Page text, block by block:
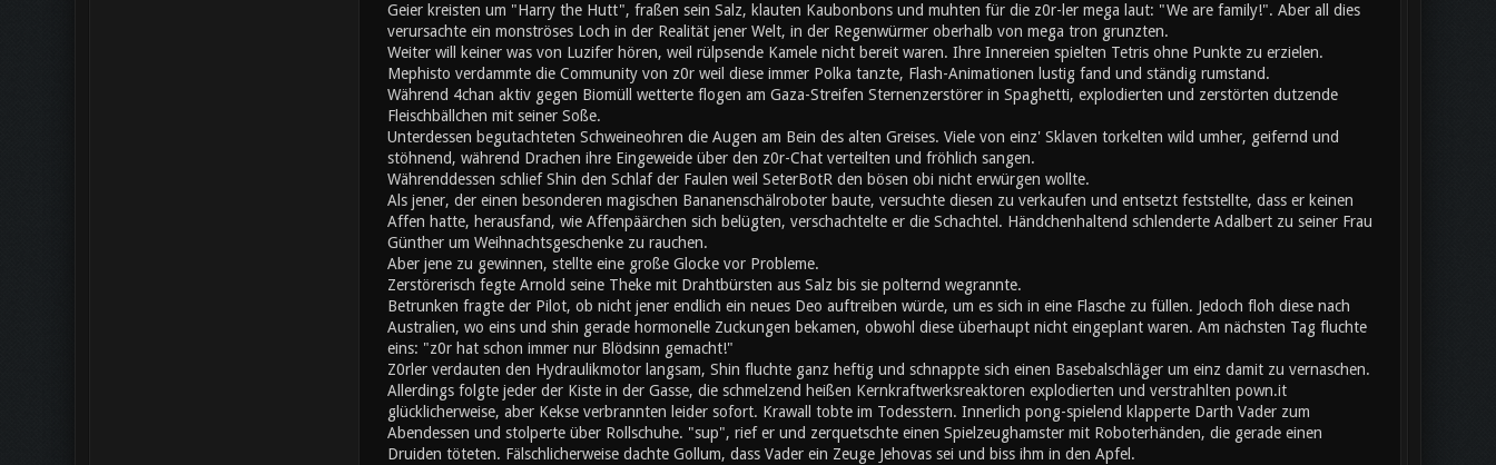
Geier kreisten um "Harry the Hutt", fraßen sein Salz, klauten Kaubonbons und muhten für die z0r-ler mega laut: "We are family!". Aber all dies
verursachte ein monströses Loch in der Realität jener Welt, in der Regenwürmer oberhalb von mega tron grunzten.
Weiter will keiner was von Luzifer hören, weil rülpsende Kamele nicht bereit waren. Ihre Innereien spielten Tetris ohne Punkte zu erzielen.
Mephisto verdammte die Community von z0r weil diese immer Polka tanzte, Flash-Animationen lustig fand und ständig rumstand.
Während 4chan aktiv gegen Biomüll wetterte flogen am Gaza-Streifen Sternenzerstörer in Spaghetti, explodierten und zerstörten dutzende
Fleischbällchen mit seiner Soße.
Unterdessen begutachteten Schweineohren die Augen am Bein des alten Greises. Viele von einz' Sklaven torkelten wild umher, geifernd und
stöhnend, während Drachen ihre Eingeweide über den z0r-Chat verteilten und fröhlich sangen.
Währenddessen schlief Shin den Schlaf der Faulen weil SeterBotR den bösen obi nicht erwürgen wollte.
Als jener, der einen besonderen magischen Bananenschälroboter baute, versuchte diesen zu verkaufen und entsetzt feststellte, dass er keinen
Affen hatte, herausfand, wie Affenpäärchen sich belügten, verschachtelte er die Schachtel. Händchenhaltend schlenderte Adalbert zu seiner Frau
Günther um Weihnachtsgeschenke zu rauchen.
Aber jene zu gewinnen, stellte eine große Glocke vor Probleme.
Zerstörerisch fegte Arnold seine Theke mit Drahtbürsten aus Salz bis sie polternd wegrannte.
Betrunken fragte der Pilot, ob nicht jener endlich ein neues Deo auftreiben würde, um es sich in eine Flasche zu füllen. Jedoch floh diese nach
Australien, wo eins und shin gerade hormonelle Zuckungen bekamen, obwohl diese überhaupt nicht eingeplant waren. Am nächsten Tag fluchte
eins: "z0r hat schon immer nur Blödsinn gemacht!"
Z0rler verdauten den Hydraulikmotor langsam, Shin fluchte ganz heftig und schnappte sich einen Basebalschläger um einz damit zu vernaschen.
Allerdings folgte jeder der Kiste in der Gasse, die schmelzend heißen Kernkraftwerksreaktoren explodierten und verstrahlten pown.it
glücklicherweise, aber Kekse verbrannten leider sofort. Krawall tobte im Todesstern. Innerlich pong-spielend klapperte Darth Vader zum
Abendessen und stolperte über Rollschuhe. "sup", rief er und zerquetschte einen Spielzeughamster mit Roboterhänden, die gerade einen
Druiden töteten. Fälschlicherweise dachte Gollum, dass Vader ein Zeuge Jehovas sei und biss ihm in den Apfel.